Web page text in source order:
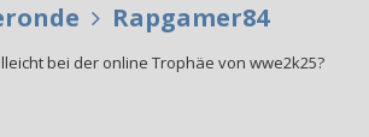
Rapgamer84
bei der online Trophäe von wwe2k25?